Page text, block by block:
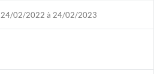
24/02/2022 à 24/02/2023